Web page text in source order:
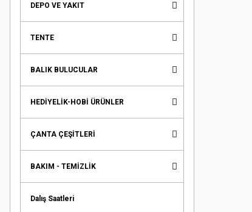
DEPO VE YAKIT
TENTE
BALIK BULUCULAR
HEDİYELİK-HOBİ ÜRÜNLER
ÇANTA ÇEŞİTLERİ
BAKIM - TEMİZLİK
Dalış Saatleri